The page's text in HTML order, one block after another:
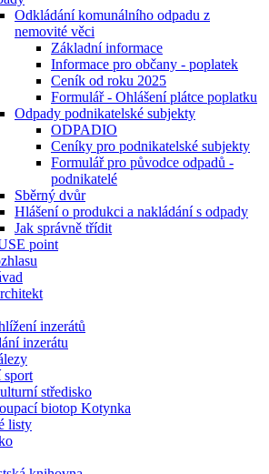
Odkládání komunálního odpadu z
nemovité věci
Základní informace
Informace pro občany - poplatek
Ceník od roku 2025
Formulář - Ohlášení plátce poplatku
Odpady podnikatelské subjekty
ODPADIO
Ceníky pro podnikatelské subjekty
Formulář pro původce odpadů -
podnikatelé
Sběrný dvůr
Hlášení o produkci a nakládání s odpady
Jak správně třídit
point
inzerátů
inzerátu
sport
středisko
biotop Kotynka
listy